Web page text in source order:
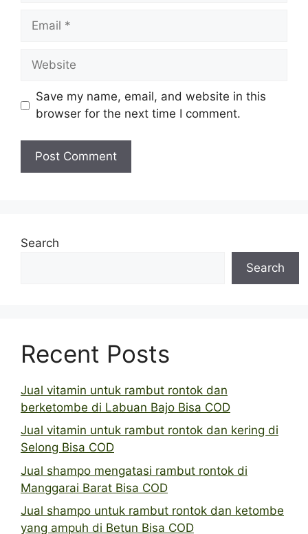
Email
Website
Save my name, email, and website in this
browser for the next time I comment.
Search
Search
Recent Posts
Jual vitamin untuk rambut rontok dan
berketombe di Labuan Bajo Bisa COD
Jual vitamin untuk rambut rontok dan kering di
Selong Bisa COD
Jual shampo mengatasi rambut rontok di
Manggarai Barat Bisa COD
Jual shampo untuk rambut rontok dan ketombe
yang ampuh di Betun Bisa COD